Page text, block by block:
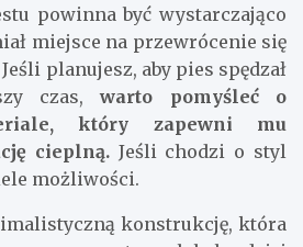
powinna być wystarczająco
miejsce na przewrócenie się
planujesz, aby pies spędzał
czas,warto pomyśleć o
który zapewni mu
cieplną.Jeśli chodzi o styl
możliwości.
konstrukcję, która